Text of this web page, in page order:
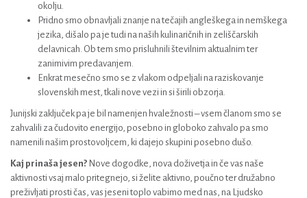
okolju.
Pridno smo obnavljali znanje na tečajih angleškega in nemškega
jezika, dišalo pa je tudi na naših kulinaričnih in zeliščarskih
delavnicah. Ob tem smo prisluhnili številnim aktualnim ter
zanimivim predavanjem.
Enkrat mesečno smo se z vlakom odpeljali na raziskovanje
slovenskih mest, tkali nove vezi in si širili obzorja.
Junijski zaključek pa je bil namenjen hvaležnosti – vsem članom smo se
zahvalili za čudovito energijo, posebno in globoko zahvalo pa smo
namenili našim prostovoljcem, ki dajejo skupini posebno dušo.
Kaj prinaša jesen? Nove dogodke, nova doživetja in če vas naše
aktivnosti vsaj malo pritegnejo, si želite aktivno, poučno ter družabno
preživljati prosti čas, vas jeseni toplo vabimo med nas, na Ljudsko